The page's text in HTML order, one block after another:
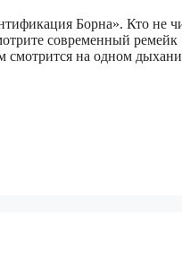
Борна». Кто не
современный ремейк
смотрится на одном